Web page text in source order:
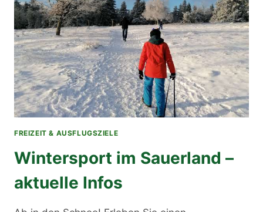
FREIZEIT & AUSFLUGSZIELE
Wintersport im Sauerland –
aktuelle Infos